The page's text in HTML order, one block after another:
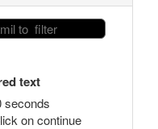
text
seconds
on continue